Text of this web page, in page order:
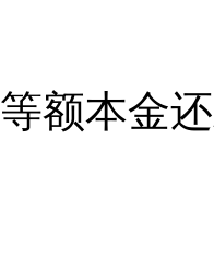
等额本金